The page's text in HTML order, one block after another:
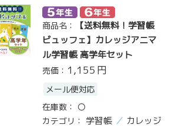
商品名：
【送料無料！学習帳
ビュッフェ】カレッジアニマ
ル学習帳 高学年セット
売価： 1,155 円
メール便対応
在庫数： 〇
カテゴリ： 学習帳
カレッジ